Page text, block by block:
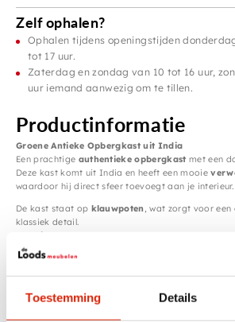
Toestemming Details
Zelf ophalen?
Ophalen tijdens openingstijden
tot 17 uur.
Zaterdag en zondag van 10 tot 16 uur,
uur iemand aanwezig om te tillen.
Productinformatie
Groene Antieke Opbergkast uit India
Een prachtige authentieke opbergkast met een
Deze kast komt uit India en heeft een mooie
waardoor hij direct sfeer toevoegt aan je interieur.
De kast staat op klauwpoten, wat zorgt voor een
klassiek detail.
vier deuren en twee lades
Perfect voor in de woonkamer, keuken, hal of
Gave groene verweerde kleur